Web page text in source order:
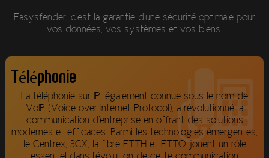
Easysfender, c'est la garantie d'une sécurité optimale pour
vos données, vos systèmes et vos biens.
Téléphonie
La téléphonie sur IP, également connue sous le nom de
VoIP (Voice over Internet Protocol), a révolutionné la
communication d'entreprise en offrant des solutions
modernes et efficaces. Parmi les technologies émergentes,
le Centrex, 3CX, la fibre FTTH et FTTO jouent un rôle